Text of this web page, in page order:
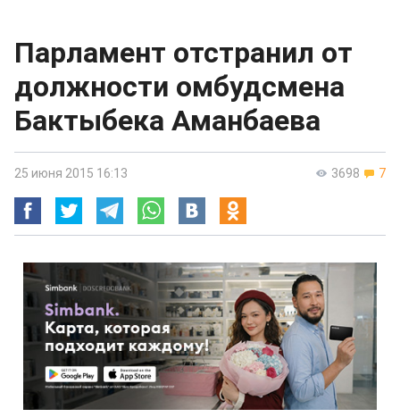
Парламент отстранил от
должности омбудсмена
Бактыбека Аманбаева
3698 7
25 июня 2015 16:13